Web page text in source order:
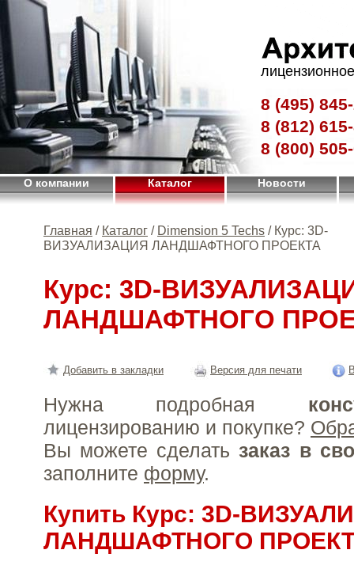
8 (495)
8 (812)
8 (800)
О компании Каталог Новости
Главная / Каталог / Dimension 5 Techs / Курс: 3D-
ВИЗУАЛИЗАЦИЯ ЛАНДШАФТНОГО ПРОЕКТА
Курс: 3D-
ЛАНДШАФТНОГО
Добавить в закладки Версия для печати
Нужна подробная
лицензированию и покупке?
Вы можете сделать заказ в
заполните форму.
Купить Курс: 3D-
ЛАНДШАФТНОГО